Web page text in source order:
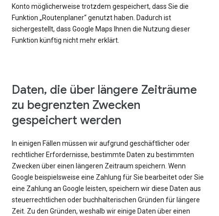
Konto möglicherweise trotzdem gespeichert, dass Sie die
Funktion „Routenplaner“ genutzt haben. Dadurch ist
sichergestellt, dass Google Maps Ihnen die Nutzung dieser
Funktion künftig nicht mehr erklärt.
Daten, die über längere Zeiträume
zu begrenzten Zwecken
gespeichert werden
In einigen Fällen müssen wir aufgrund geschäftlicher oder
rechtlicher Erfordernisse, bestimmte Daten zu bestimmten
Zwecken über einen längeren Zeitraum speichern. Wenn
Google beispielsweise eine Zahlung für Sie bearbeitet oder Sie
eine Zahlung an Google leisten, speichern wir diese Daten aus
steuerrechtlichen oder buchhalterischen Gründen für längere
Zeit. Zu den Gründen, weshalb wir einige Daten über einen